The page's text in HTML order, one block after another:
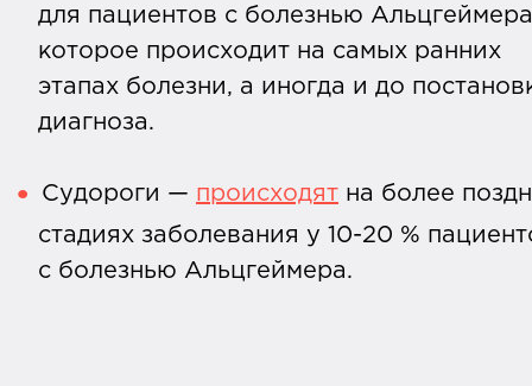
для пациентов с болезнью
которое происходит на самых ранних
этапах болезни, а иногда и до
диагноза.
Судороги — происходят на более
стадиях заболевания у 10-20 %
с болезнью Альцгеймера.